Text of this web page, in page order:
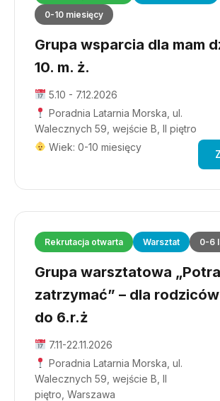
0-10 miesięcy
Grupa wsparcia dla mam
10. m. ż.
5.10 - 7.12.2026
Poradnia Latarnia Morska, ul.
Walecznych 59, wejście B, II piętro
Wiek: 0-10 miesięcy
Rekrutacja otwarta Warsztat 0-6
Grupa warsztatowa
zatrzymać” – dla
do 6.r.ż
7.11-22.11.2026
Poradnia Latarnia Morska, ul.
Walecznych 59, wejście B, II
piętro, Warszawa